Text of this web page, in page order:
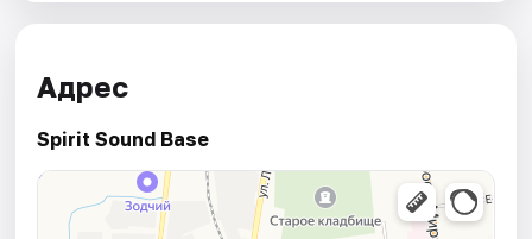
Адрес
Spirit Sound Base